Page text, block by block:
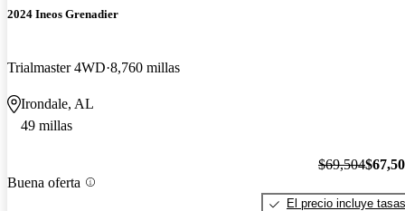
2024 Ineos Grenadier
Trialmaster 4WD 8,760 millas
Irondale, AL
49 millas
Buena oferta
$69,504
El precio incluye tasas